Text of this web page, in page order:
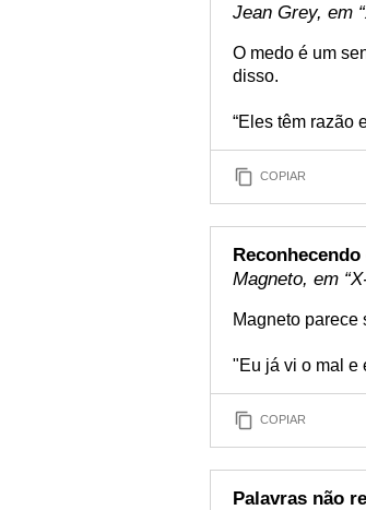
Jean Grey, em
O medo é um
disso.
“Eles têm razão
COPIAR
Reconhecendo
Magneto, em
Magneto parece
"Eu já vi o mal e
COPIAR
Palavras não